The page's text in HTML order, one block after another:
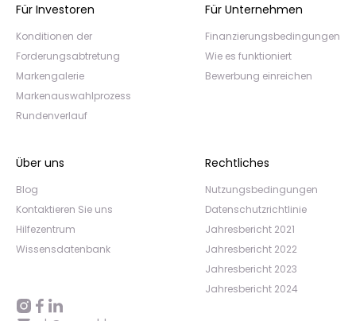
Für Investoren
Konditionen der
Forderungsabtretung
Markengalerie
Markenauswahlprozess
Rundenverlauf
Für Unternehmen
Finanzierungsbedingungen
Wie es funktioniert
Bewerbung einreichen
Über uns
Blog
Kontaktieren Sie uns
Hilfezentrum
Wissensdatenbank
Rechtliches
Nutzungsbedingungen
Datenschutzrichtlinie
Jahresbericht 2021
Jahresbericht 2022
Jahresbericht 2023
Jahresbericht 2024